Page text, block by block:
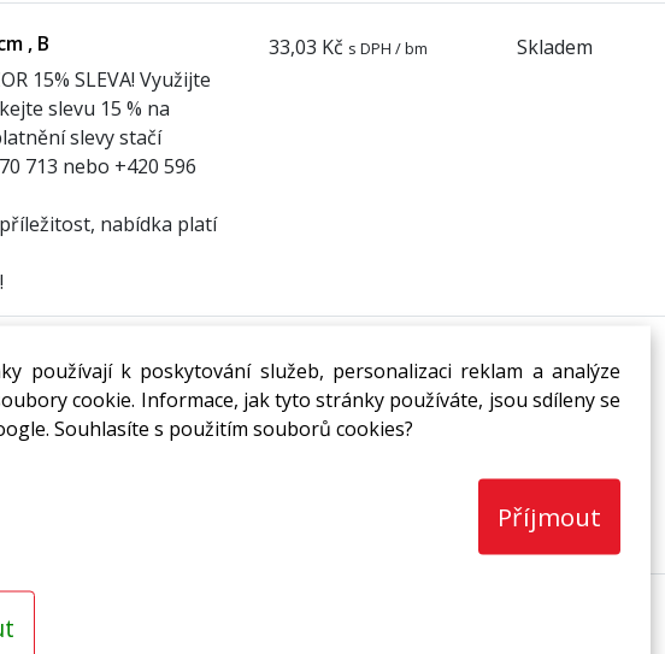
používají k poskytování služeb, personalizaci reklam a analýze
cookie. Informace, jak tyto stránky používáte, jsou sdíleny se
Souhlasíte s použitím souborů cookies?
Příjmout
, B
15% SLEVA! Využijte
slevu 15 % na
slevy stačí
713 nebo +420 596
nabídka platí
33,03 Kč s DPH / bm Skladem
C3
tepelné izolace z
a dřevěné
cm (bílý, šedý,
31,22 Kčs DPH / bm Skladem